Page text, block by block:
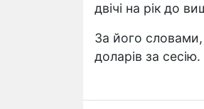
двічі на рік до
За його словами,
доларів за сесію.